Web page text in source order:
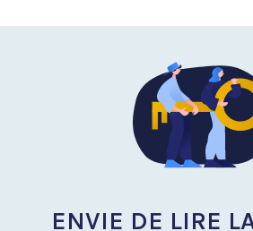
ENVIE DE LIRE